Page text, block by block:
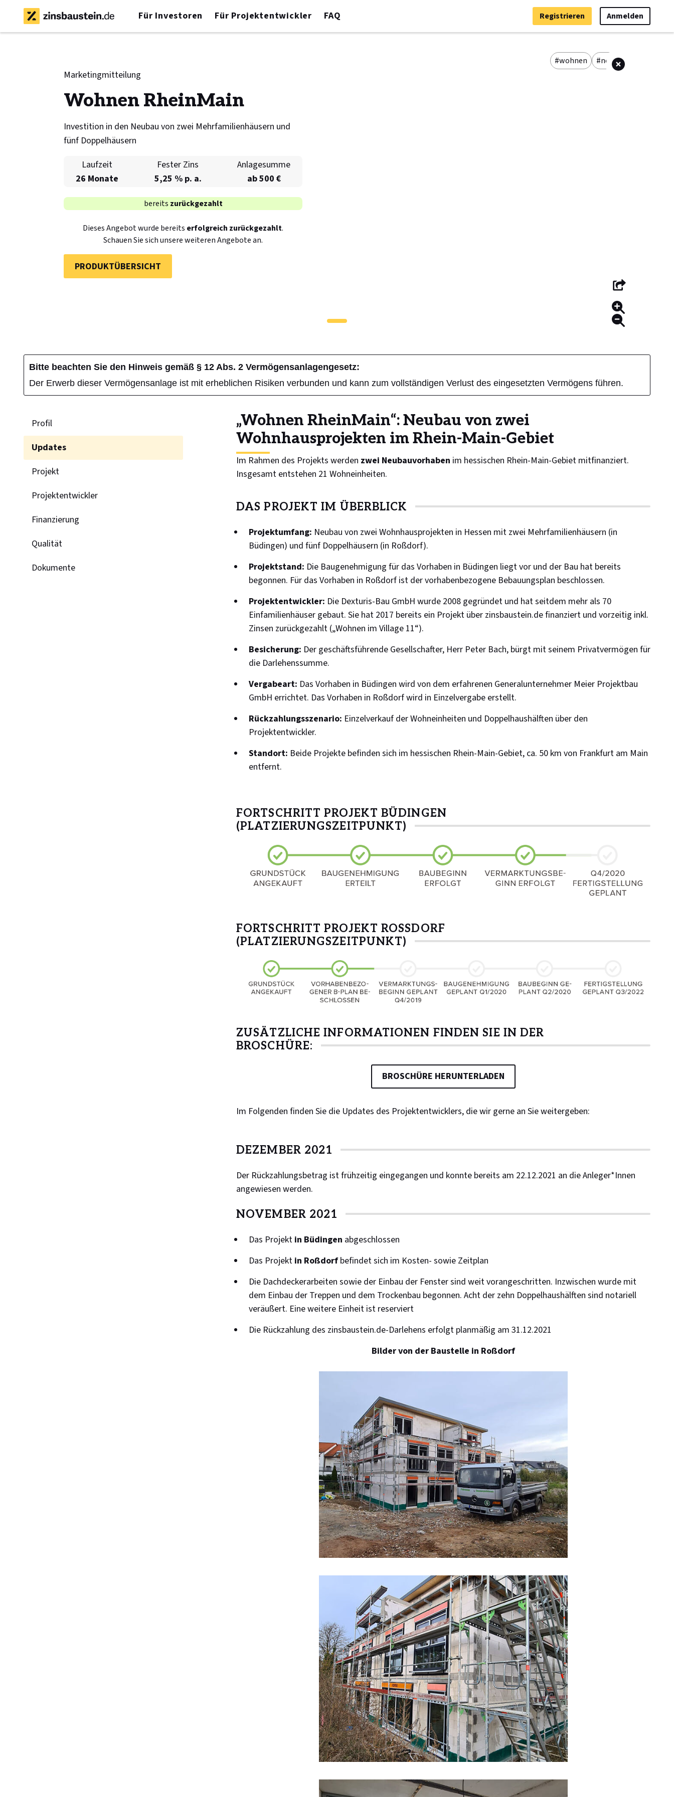
Für Investoren Für Projektentwickler FAQ Registrieren Anmelden
Marketingmitteilung
Wohnen RheinMain
Investition in den Neubau von zwei Mehrfamilienhäusern und
fünf Doppelhäusern
Laufzeit
26 Monate
Fester Zins
5,25 % p. a.
Anlagesumme
ab 500 €
bereits zurückgezahlt
Dieses Angebot wurde bereits erfolgreich zurückgezahlt.
Schauen Sie sich unsere weiteren Angebote an.
PRODUKTÜBERSICHT
wohnen neubau
Bitte beachten Sie den Hinweis gemäß § 12 Abs. 2 Vermögensanlagengesetz:
Der Erwerb dieser Vermögensanlage ist mit erheblichen Risiken verbunden und kann zum vollständigen Verlust des eingesetzten Vermögens führen.
Profil
Updates
Projekt
Projektentwickler
Finanzierung
Qualität
Dokumente
„Wohnen RheinMain“: Neubau von zwei
Wohnhausprojekten im Rhein-Main-Gebiet
Im Rahmen des Projekts werden zwei Neubauvorhaben im hessischen Rhein-Main-Gebiet mitfinanziert.
Insgesamt entstehen 21 Wohneinheiten.
DAS PROJEKT IM ÜBERBLICK
Projektumfang: Neubau von zwei Wohnhausprojekten in Hessen mit zwei Mehrfamilienhäusern (in
Büdingen) und fünf Doppelhäusern (in Roßdorf).
Projektstand: Die Baugenehmigung für das Vorhaben in Büdingen liegt vor und der Bau hat bereits
begonnen. Für das Vorhaben in Roßdorf ist der vorhabenbezogene Bebauungsplan beschlossen.
Projektentwickler: Die Dexturis-Bau GmbH wurde 2008 gegründet und hat seitdem mehr als 70
Einfamilienhäuser gebaut. Sie hat 2017 bereits ein Projekt über zinsbaustein.de finanziert und vorzeitig inkl.
Zinsen zurückgezahlt („Wohnen im Village 11“).
Besicherung: Der geschäftsführende Gesellschafter, Herr Peter Bach, bürgt mit seinem Privatvermögen für
die Darlehenssumme.
Vergabeart: Das Vorhaben in Büdingen wird von dem erfahrenen Generalunternehmer Meier Projektbau
GmbH errichtet. Das Vorhaben in Roßdorf wird in Einzelvergabe erstellt.
Rückzahlungsszenario: Einzelverkauf der Wohneinheiten und Doppelhaushälften über den
Projektentwickler.
Standort: Beide Projekte befinden sich im hessischen Rhein-Main-Gebiet, ca. 50 km von Frankfurt am Main
entfernt.
FORTSCHRITT PROJEKT BÜDINGEN
(PLATZIERUNGSZEITPUNKT)
FORTSCHRITT PROJEKT ROSSDORF (
PLATZIERUNGSZEITPUNKT)
ZUSÄTZLICHE INFORMATIONEN FINDEN SIE IN DER
BROSCHÜRE:
BROSCHÜRE HERUNTERLADEN
Im Folgenden finden Sie die Updates des Projektentwicklers, die wir gerne an Sie weitergeben:
DEZEMBER 2021
Der Rückzahlungsbetrag ist frühzeitig eingegangen und konnte bereits am 22.12.2021 an die Anleger*Innen
angewiesen werden.
NOVEMBER 2021
Das Projekt in Büdingen abgeschlossen
Das Projekt in Roßdorfbefindet sich im Kosten- sowie Zeitplan
Die Dachdeckerarbeiten sowie der Einbau der Fenster sind weit vorangeschritten. Inzwischen wurde mit
dem Einbau der Treppen und dem Trockenbau begonnen. Acht der zehn Doppelhaushälften sind notariell
veräußert. Eine weitere Einheit ist reserviert
Die Rückzahlung des zinsbaustein.de-Darlehens erfolgt planmäßig am 31.12.2021
Bilder von der Baustelle in Roßdorf